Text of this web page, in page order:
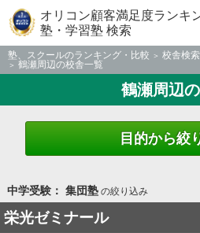
オリコン顧客満足度ランキ
塾・学習塾 検索
塾、スクールのランキング・比較 校舎検索
鶴瀬周辺の校舎一覧
鶴瀬周辺
目的から絞
中学受験： 集団塾の絞り込み
栄光ゼミナール